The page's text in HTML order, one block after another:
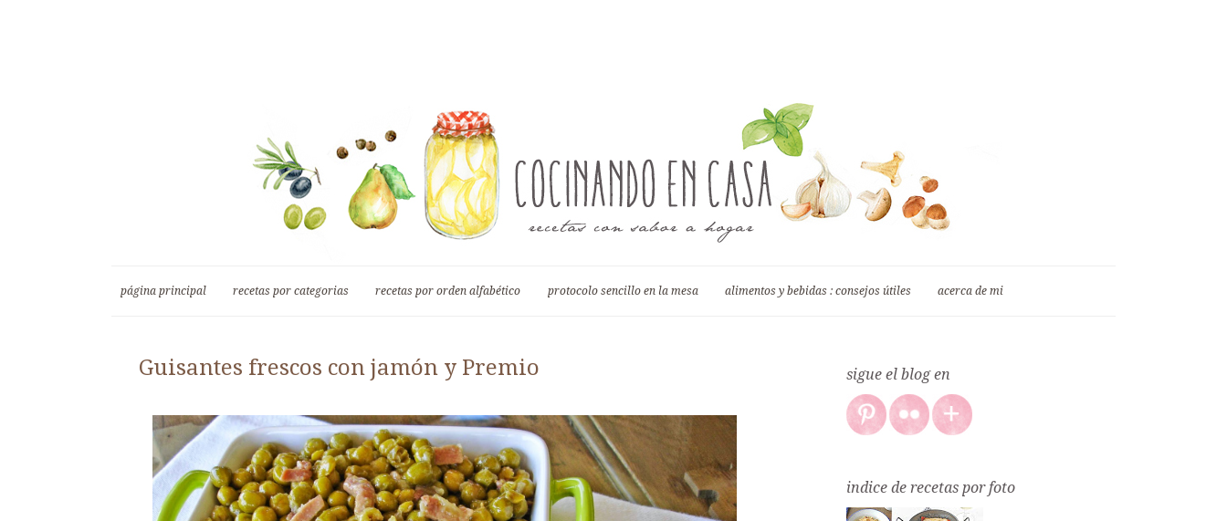
página principal recetas por categorias recetas por orden alfabético protocolo sencillo en la mesa alimentos y bebidas : consejos útiles acerca de mi
Guisantes frescos con jamón y Premio sigue el blog en
indice de recetas por foto